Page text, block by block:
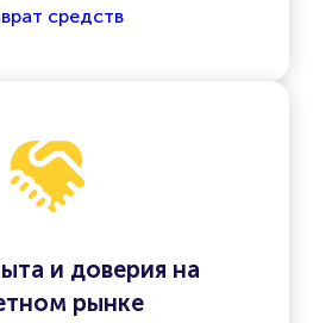
средств
и доверия на
рынке